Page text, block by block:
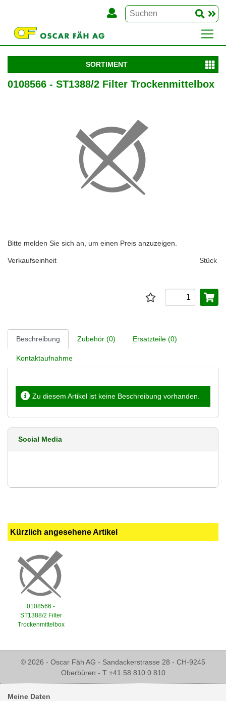
SORTIMENT
0108566 - ST1388/2 Filter Trockenmittelbox
Bitte melden Sie sich an, um einen Preis anzuzeigen.
Verkaufseinheit Stück
Beschreibung Zubehör (0) Ersatzteile (0)
Kontaktaufnahme
Zu diesem Artikel ist keine Beschreibung vorhanden.
Social Media
Kürzlich angesehene Artikel
0108566 -
ST1388/2 Filter
Trockenmittelbox
© 2026 - Oscar Fäh AG - Sandackerstrasse 28 - CH-9245
Oberbüren - T +41 58 810 0 810
Meine Daten